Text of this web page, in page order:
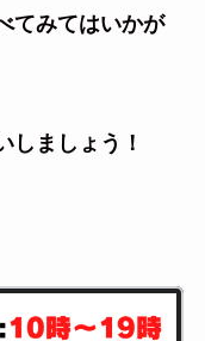
てみてはいかが
しましょう！